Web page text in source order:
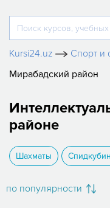
Kursi24.uz Спорт и
Мирабадский район
районе
Шахматы
по популярности